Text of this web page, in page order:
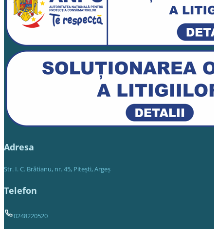
Adresa
Str. I. C. Brătianu, nr. 45, Piteşti, Argeş
Telefon
0248220520